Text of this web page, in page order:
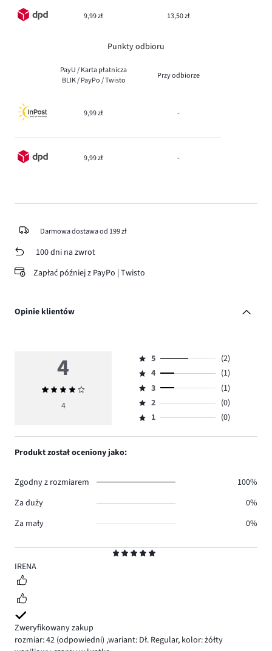
9,99 zł 13,50 zł
Punkty odbioru
PayU / Karta płatnicza
BLIK / PayPo / Twisto
Przy odbiorze
9,99 zł -
9,99 zł -
Darmowa dostawa od 199 zł
100 dni na zwrot
Zapłać później z PayPo | Twisto
Opinie klientów
5
IRENA
Zweryfikowany zakup
rozmiar: 42 (odpowiedni) ,wariant: Dł. Regular, kolor: żółty
4
Średnia
ocena
4
Ocena
5,
ilość
głosów
2.
5
(2)
Ocena
4,
ilość
głosów
4
(1)
Ocena
3,
ilość
3
(1)
Ocena
2,
2
(0)
Ocena
1,
1 (0)
Produkt został oceniony jako:
Zgodny z rozmiarem
100%
Za duży
0%
Za mały
0%